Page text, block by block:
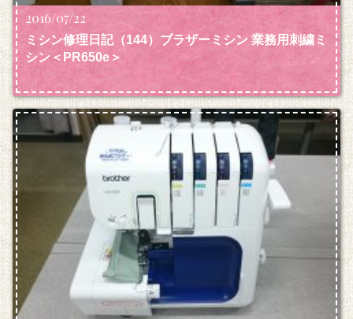
2016/07/22
ミシン修理日記（144）ブラザーミシン 業務用刺繍ミ
シン＜PR650e＞